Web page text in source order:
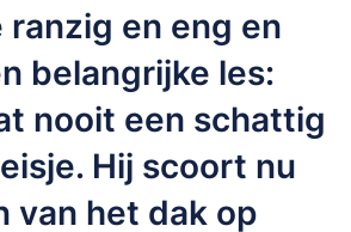
en eng en
belangrijke les:
nooit een schattig
Hij scoort nu
van het dak op